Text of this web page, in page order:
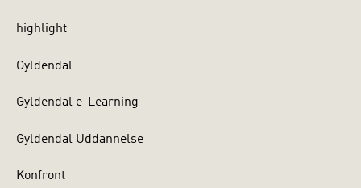
highlight
Gyldendal
Gyldendal e-Learning
Gyldendal Uddannelse
Konfront